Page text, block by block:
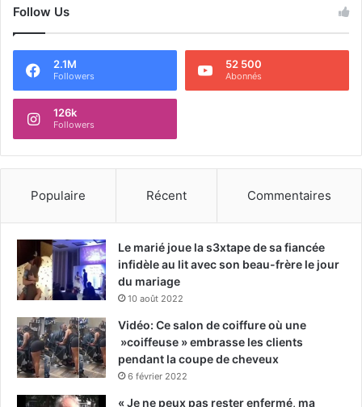
Follow Us
2.1M
Followers
52 500
Abonnés
126k
Followers
Populaire Récent Commentaires
Le marié joue la s3xtape de sa fiancée
infidèle au lit avec son beau-frère le jour
du mariage
10 août 2022
Vidéo: Ce salon de coiffure où une
»coiffeuse » embrasse les clients
pendant la coupe de cheveux
6 février 2022
« Je ne peux pas rester enfermé, ma